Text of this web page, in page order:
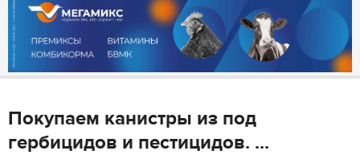
Покупаем канистры из под
гербицидов и пестицидов. ...